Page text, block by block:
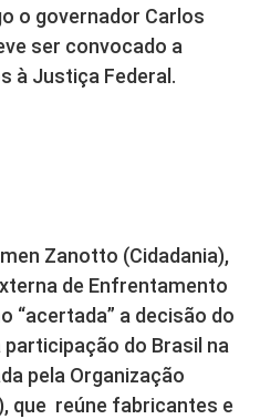
o governador Carlos
ser convocado a
à Justiça Federal.
Zanotto (Cidadania),
de Enfrentamento
“acertada” a decisão do
do Brasil na
pela Organização
que reúne fabricantes e